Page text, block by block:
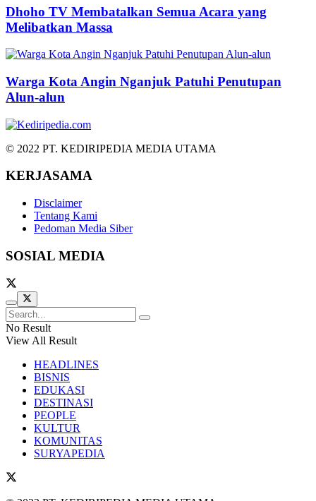
Dhoho TV Membatalkan Semua Acara yang
Melibatkan Massa
Warga Kota Angin Nganjuk Patuhi Penutupan
Alun-alun
© 2022 PT. KEDIRIPEDIA MEDIA UTAMA
KERJASAMA
Disclaimer
Tentang Kami
Pedoman Media Siber
SOSIAL MEDIA
No Result
View All Result
HEADLINES
BISNIS
EDUKASI
DESTINASI
PEOPLE
KULTUR
KOMUNITAS
SURYAPEDIA